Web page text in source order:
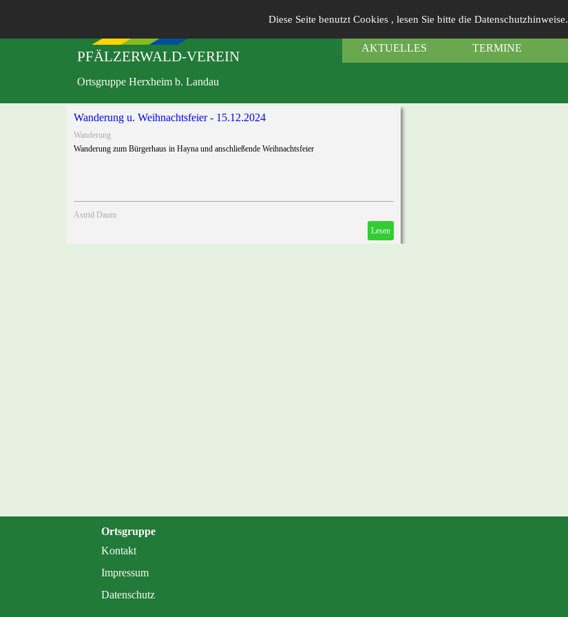
Diese Seite benutzt Cookies , lesen Sie bitte die Datenschutzhinweise.
AKTUELLES TERMINE
PFÄLZERWALD-VEREIN
Ortsgruppe Herxheim b. Landau
Wanderung u. Weihnachtsfeier - 15.12.2024
Wanderung
Wanderung zum Bürgerhaus in Hayna und anschließende Weihnachtsfeier
Astrid Daum
Lesen
Ortsgruppe
Kontakt
Impressum
Datenschutz